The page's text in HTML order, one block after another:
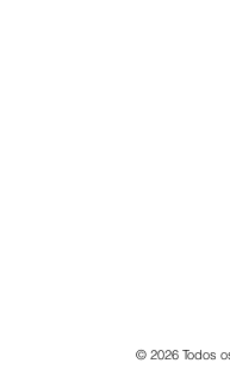
© 2026 Todos